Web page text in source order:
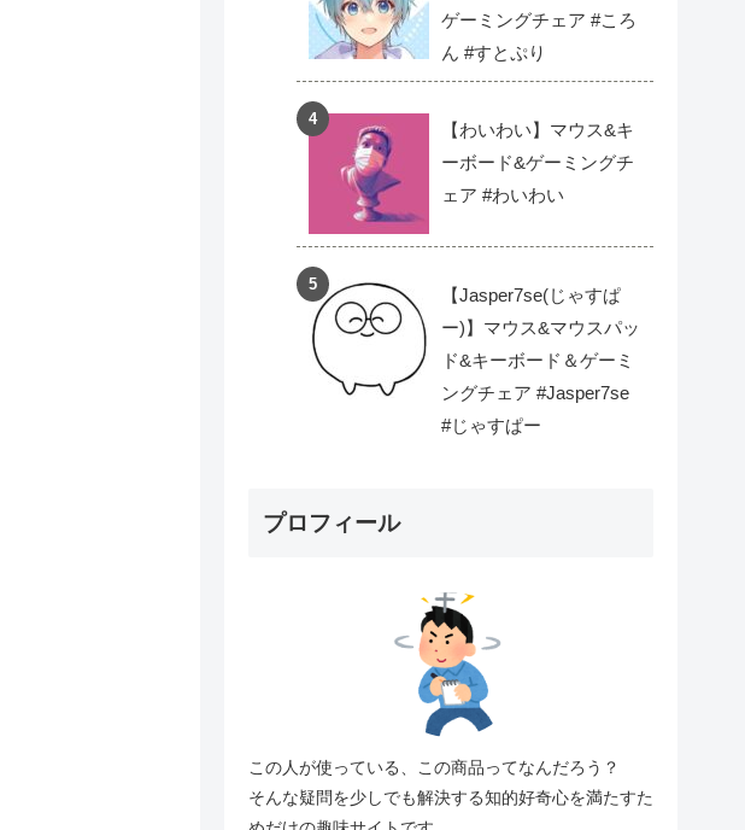
ゲーミングチェア #ころ
ん #すとぷり
【わいわい】マウス&キ
ーボード&ゲーミングチ
ェア #わいわい
【Jasper7se(じゃすぱ
ー)】マウス&マウスパッ
ド&キーボード＆ゲーミ
ングチェア #Jasper7se
#じゃすぱー
プロフィール
この人が使っている、この商品ってなんだろう？
そんな疑問を少しでも解決する知的好奇心を満たすた